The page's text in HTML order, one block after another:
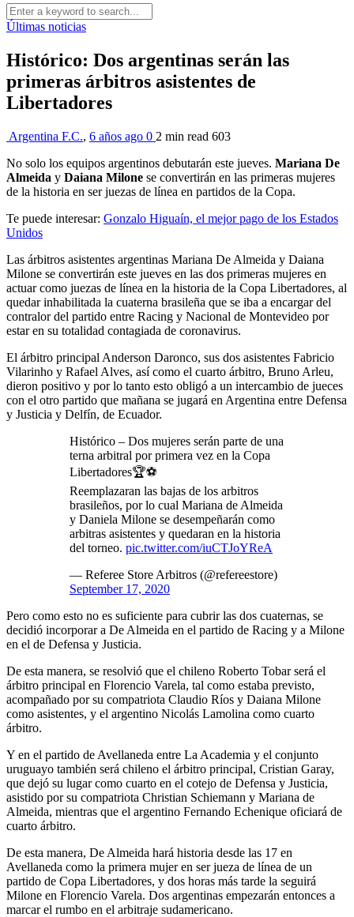
Últimas noticias
Histórico: Dos argentinas serán las
primeras árbitros asistentes de
Libertadores
Argentina F.C., 6 años ago 0 2 min read 603
No solo los equipos argentinos debutarán este jueves. Mariana De
Almeida y Daiana Milone se convertirán en las primeras mujeres
de la historia en ser juezas de línea en partidos de la Copa.
Te puede interesar: Gonzalo Higuaín, el mejor pago de los Estados
Unidos
Las árbitros asistentes argentinas Mariana De Almeida y Daiana
Milone se convertirán este jueves en las dos primeras mujeres en
actuar como juezas de línea en la historia de la Copa Libertadores, al
quedar inhabilitada la cuaterna brasileña que se iba a encargar del
contralor del partido entre Racing y Nacional de Montevideo por
estar en su totalidad contagiada de coronavirus.
El árbitro principal Anderson Daronco, sus dos asistentes Fabricio
Vilarinho y Rafael Alves, así como el cuarto árbitro, Bruno Arleu,
dieron positivo y por lo tanto esto obligó a un intercambio de jueces
con el otro partido que mañana se jugará en Argentina entre Defensa
y Justicia y Delfín, de Ecuador.
Histórico – Dos mujeres serán parte de una
terna arbitral por primera vez en la Copa
Libertadores🏆⚽️
Reemplazaran las bajas de los arbitros
brasileños, por lo cual Mariana de Almeida
y Daniela Milone se desempeñarán como
arbitras asistentes y quedaran en la historia
del torneo. pic.twitter.com/iuCTJoYReA
— Referee Store Arbitros (@refereestore)
September 17, 2020
Pero como esto no es suficiente para cubrir las dos cuaternas, se
decidió incorporar a De Almeida en el partido de Racing y a Milone
en el de Defensa y Justicia.
De esta manera, se resolvió que el chileno Roberto Tobar será el
árbitro principal en Florencio Varela, tal como estaba previsto,
acompañado por su compatriota Claudio Ríos y Daiana Milone
como asistentes, y el argentino Nicolás Lamolina como cuarto
árbitro.
Y en el partido de Avellaneda entre La Academia y el conjunto
uruguayo también será chileno el árbitro principal, Cristian Garay,
que dejó su lugar como cuarto en el cotejo de Defensa y Justicia,
asistido por su compatriota Christian Schiemann y Mariana de
Almeida, mientras que el argentino Fernando Echenique oficiará de
cuarto árbitro.
De esta manera, De Almeida hará historia desde las 17 en
Avellaneda como la primera mujer en ser jueza de línea de un
partido de Copa Libertadores, y dos horas más tarde la seguirá
Milone en Florencio Varela. Dos argentinas empezarán entonces a
marcar el rumbo en el arbitraje sudamericano.